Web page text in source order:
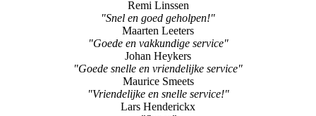
Johan Heykers
"Goede snelle en vriendelijke service"
Maurice Smeets
"Vriendelijke en snelle service!"
Lars Henderickx
"Super"
Maud Jetten
"beter als gangbare Apple dealers"
Alexander Vervoort